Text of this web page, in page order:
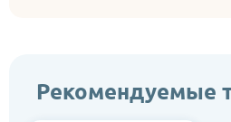
Рекомендуемые